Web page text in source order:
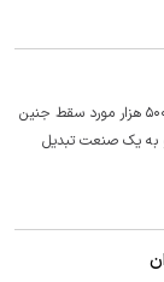
رئیس انجمن متخصصان زنان و زایمان با اشاره به وقوع سالانه ۵۰۰ هزار مورد سقط جنین
و به یک صنعت تبدیل